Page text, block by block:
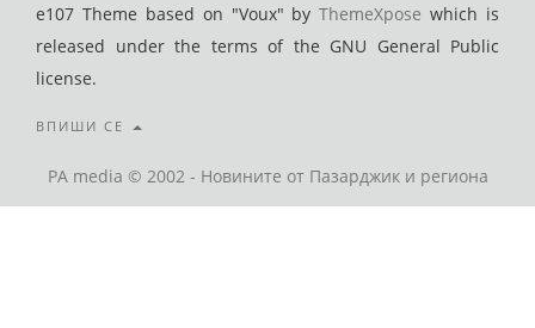
e107 Theme based on "Voux" byThemeXpose which is
released under the terms of the GNU General Public
license.
ВПИШИ СЕ
PA media © 2002 - Новините от Пазарджик и региона